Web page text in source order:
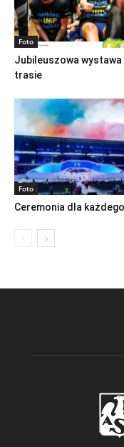
Foto
Jubileuszowa wystawa
trasie
Foto
Ceremonia dla każdego